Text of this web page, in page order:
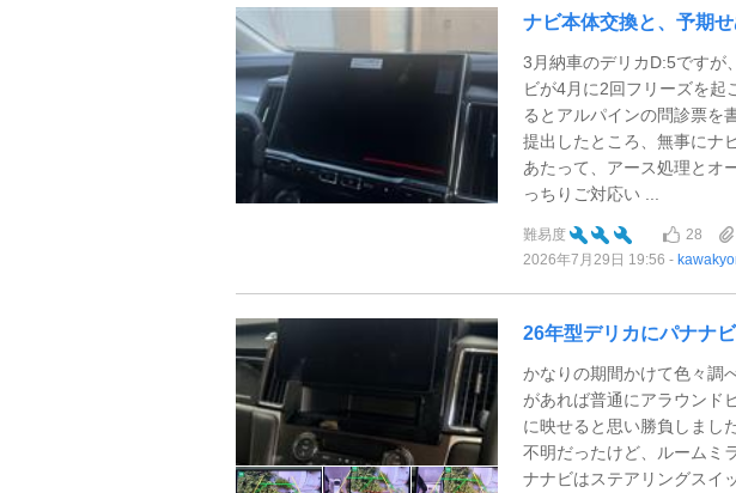
ナビ本体交換と、予期
3月納車のデリカD:5ですが
ビが4月に2回フリーズを起
るとアルパインの問診票を
提出したところ、無事にナ
あたって、アース処理とオ
っちりご対応い ...
難易度 28
2026年7月29日 19:56
26年型デリカにパナナ
かなりの期間かけて色々調
があれば普通にアラウンド
に映せると思い勝負しまし
不明だったけど、ルームミ
ナナビはステアリングスイ